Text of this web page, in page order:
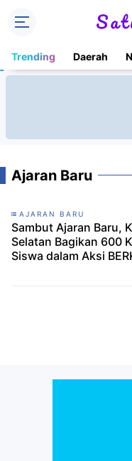
Trending Daerah
Ajaran Baru
AJARAN BARU
Sambut Ajaran Baru,
Selatan Bagikan 600 Kodi Buku Untuk
Siswa